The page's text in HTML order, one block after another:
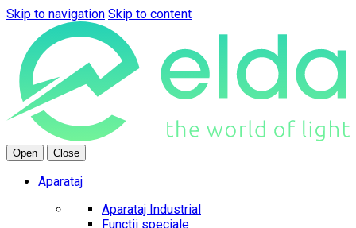
Skip to navigation Skip to content
Open Close
Aparataj
Aparataj Industrial
Functii speciale